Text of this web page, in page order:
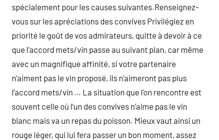
spécialement pour les causes suivantes.Renseignez-
vous sur les apréciations des convives Privilégiez en
priorité le goût de vos admirateurs, quitte à devoir à ce
que l’accord mets/vin passe au suivant plan, car même
avec un magnifique affinité, si votre partenaire
n’aiment pas le vin proposé, ils n’aimeront pas plus
l’accord mets/vin … La situation que l’on rencontre est
souvent celle où l’un des convives n’aime pas le vin
blanc mais va un repas du poisson. Mieux vaut ainsi un
rouge léger, qui lui fera passer un bon moment, assez